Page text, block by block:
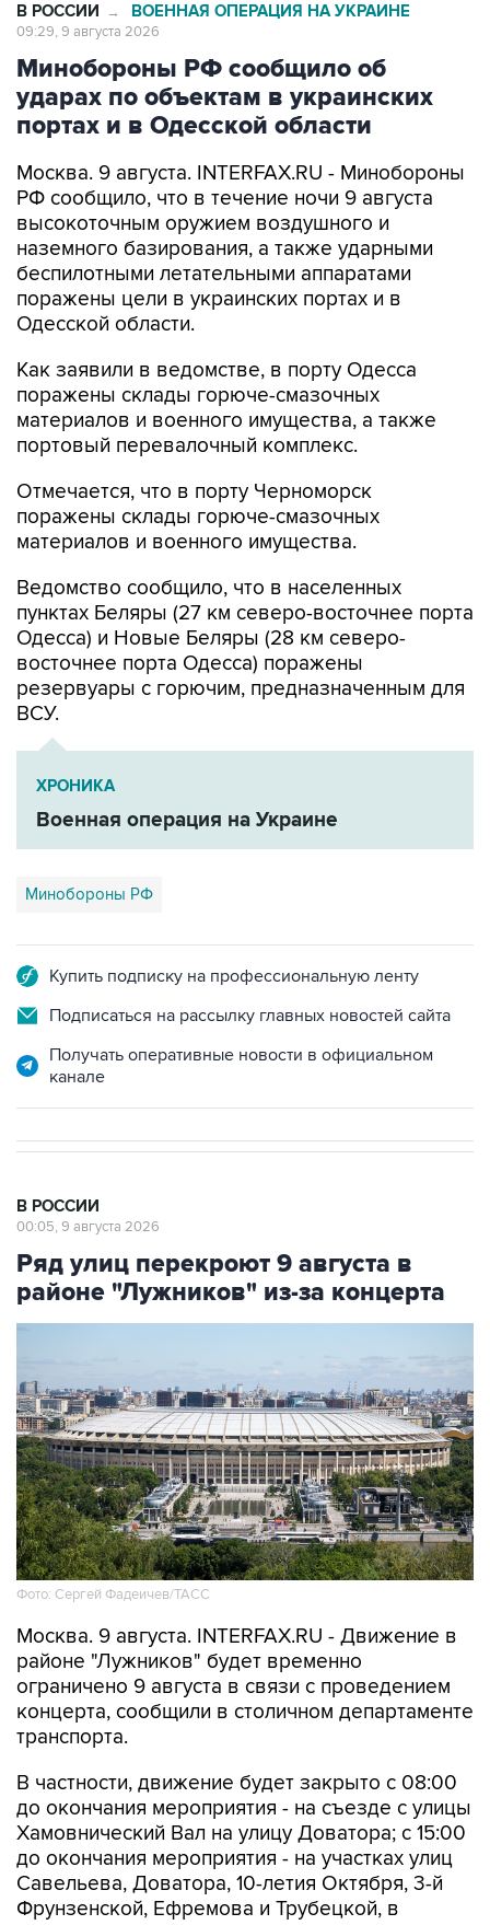
В РОССИИ → ВОЕННАЯ ОПЕРАЦИЯ НА УКРАИНЕ
09:29, 9 августа 2026
Минобороны РФ сообщило об
ударах по объектам в украинских
портах и в Одесской области
Москва. 9 августа. INTERFAX.RU - Минобороны
РФ сообщило, что в течение ночи 9 августа
высокоточным оружием воздушного и
наземного базирования, а также ударными
беспилотными летательными аппаратами
поражены цели в украинских портах и в
Одесской области.
Как заявили в ведомстве, в порту Одесса
поражены склады горюче-смазочных
материалов и военного имущества, а также
портовый перевалочный комплекс.
Отмечается, что в порту Черноморск
поражены склады горюче-смазочных
материалов и военного имущества.
Ведомство сообщило, что в населенных
пунктах Беляры (27 км северо-восточнее порта
Одесса) и Новые Беляры (28 км северо-
восточнее порта Одесса) поражены
резервуары с горючим, предназначенным для
ВСУ.
ХРОНИКА
Военная операция на Украине
Минобороны РФ
Купить подписку на профессиональную ленту
Подписаться на рассылку главных новостей сайта
Получать оперативные новости в официальном
канале
В РОССИИ
00:05, 9 августа 2026
Ряд улиц перекроют 9 августа в
районе "Лужников" из-за концерта
Фото: Сергей Фадеичев/ТАСС
Москва. 9 августа. INTERFAX.RU - Движение в
районе "Лужников" будет временно
ограничено 9 августа в связи с проведением
концерта, сообщили в столичном департаменте
транспорта.
В частности, движение будет закрыто с 08:00
до окончания мероприятия - на съезде с улицы
Хамовнический Вал на улицу Доватора; с 15:00
до окончания мероприятия - на участках улиц
Савельева, Доватора, 10-летия Октября, 3-й
Фрунзенской, Ефремова и Трубецкой, в